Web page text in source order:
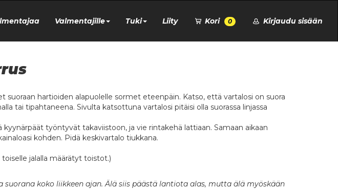
Valmentajille Tuki Liity Kori 0 Kirjaudu sisään
suoraan hartioiden alapuolelle sormet eteenpäin. Katso, että vartalosi on suora
tai tipahtaneena. Sivulta katsottuna vartalosi pitäisi olla suorassa linjassa
työntyvät takaviistoon, ja vie rintakehä lattiaan. Samaan aikaan
kohden. Pidä keskivartalo tiukkana.
jalalla määrätyt toistot.)
koko liikkeen ajan. Älä siis päästä lantiota alas, mutta älä myöskään